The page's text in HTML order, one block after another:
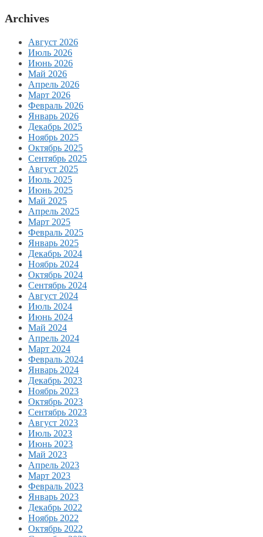
Archives
Август 2026
Июль 2026
Июнь 2026
Май 2026
Апрель 2026
Март 2026
Февраль 2026
Январь 2026
Декабрь 2025
Ноябрь 2025
Октябрь 2025
Сентябрь 2025
Август 2025
Июль 2025
Июнь 2025
Май 2025
Апрель 2025
Март 2025
Февраль 2025
Январь 2025
Декабрь 2024
Ноябрь 2024
Октябрь 2024
Сентябрь 2024
Август 2024
Июль 2024
Июнь 2024
Май 2024
Апрель 2024
Март 2024
Февраль 2024
Январь 2024
Декабрь 2023
Ноябрь 2023
Октябрь 2023
Сентябрь 2023
Август 2023
Июль 2023
Июнь 2023
Май 2023
Апрель 2023
Март 2023
Февраль 2023
Январь 2023
Декабрь 2022
Ноябрь 2022
Октябрь 2022